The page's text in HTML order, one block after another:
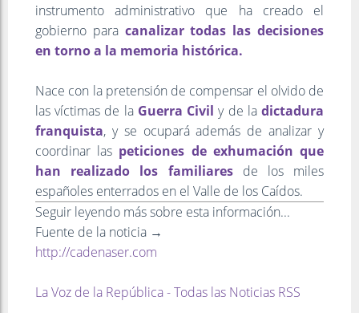
instrumento administrativo que ha creado el
gobierno para canalizar todas las decisiones
en torno a la memoria histórica.
Nace con la pretensión de compensar el olvido de
las víctimas de la Guerra Civil y de ladictadura
franquista, y se ocupará además de analizar y
coordinar las peticiones de exhumación que
han realizado los familiaresde los miles
españoles enterrados en el Valle de los Caídos.
Seguir leyendo más sobre esta información...
Fuente de la noticia →
http://cadenaser.com
La Voz de la República - Todas las Noticias RSS